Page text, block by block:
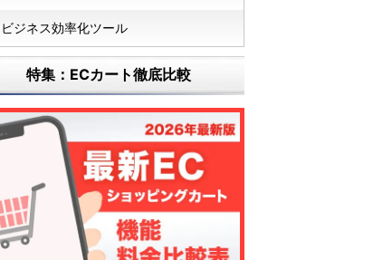
ビジネス効率化ツール
特集：ECカート徹底比較